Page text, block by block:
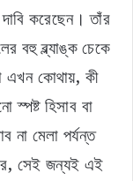
করেছেন। তাঁর
বহু ব্ল্যাঙ্ক চেকে
এখন কোথায়, কী
স্পষ্ট হিসাব বা
না মেলা পর্যন্ত
সেই জন্যই এই